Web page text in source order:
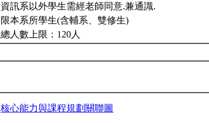
資訊系以外學生需經老師同意.兼通識.
限本系所學生(含輔系、雙修生)
總人數上限：120人
核心能力與課程規劃關聯圖